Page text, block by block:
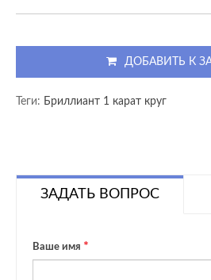
ДОБАВИТЬ К
Теги: Бриллиант 1 карат круг
ЗАДАТЬ ВОПРОС
Ваше имя